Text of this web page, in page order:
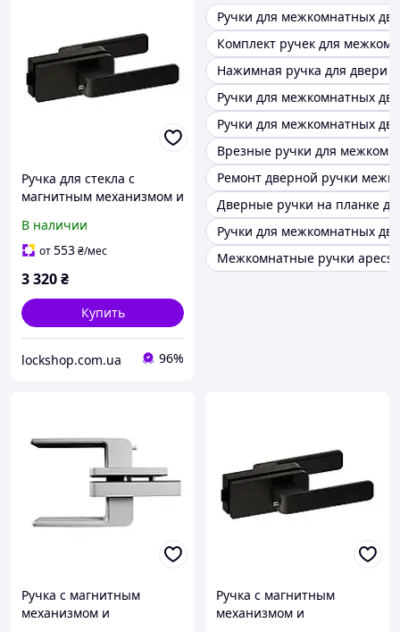
Ручка для стекла с
магнитным механизмом и
H4S32/SM1OM2 стекло-
стекло, чёрная
В наличии
от553₴/мес
3 320₴
Купить
lockshop.com.ua 96%
Ручки для межкомнатных
Комплект ручек для
Нажимная ручка для двери
Ручки для межкомнатных
Ручки для межкомнатных
Врезные ручки для
Ремонт дверной ручки
Дверные ручки на планке
Ручки для межкомнатных
Межкомнатные ручки apecs
Ручка с магнитным
механизмом и
Ручка с магнитным
механизмом и